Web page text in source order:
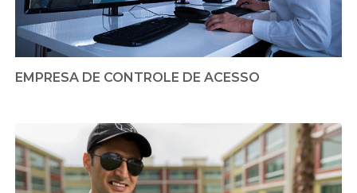
EMPRESA DE CONTROLE DE ACESSO